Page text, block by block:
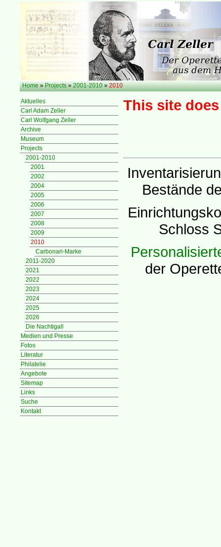
Home »Projects »2001-2010 »2010
Aktuelles
Carl Adam Zeller
Carl Wolfgang Zeller
Archive
Museum
Projects
2001-2010
2001
2002
2004
2005
2006
2007
2008
2009
2010
Carbonari-Marke
2011-2020
2021
2022
2023
2024
2025
2026
Die Nachtigall
Medien und Presse
Fotos
Literatur
Philatelie
Angebote
Sitemap
Links
Suche
Kontakt
This site
Bestände
Schloss
der